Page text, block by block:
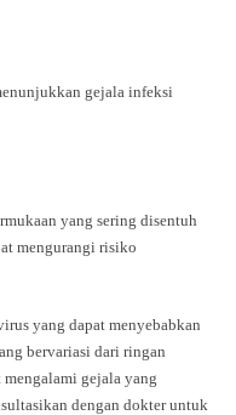
gejala infeksi
yang sering disentuh
mengurangi risiko
yang dapat menyebabkan
bervariasi dari ringan
gejala yang
dengan dokter untuk